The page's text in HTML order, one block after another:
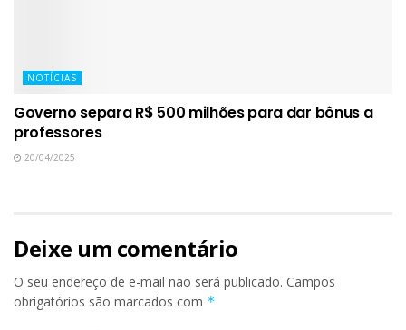
NOTÍCIAS
Governo separa R$ 500 milhões para dar bônus a
professores
20/04/2025
Deixe um comentário
O seu endereço de e-mail não será publicado. Campos
obrigatórios são marcados com *